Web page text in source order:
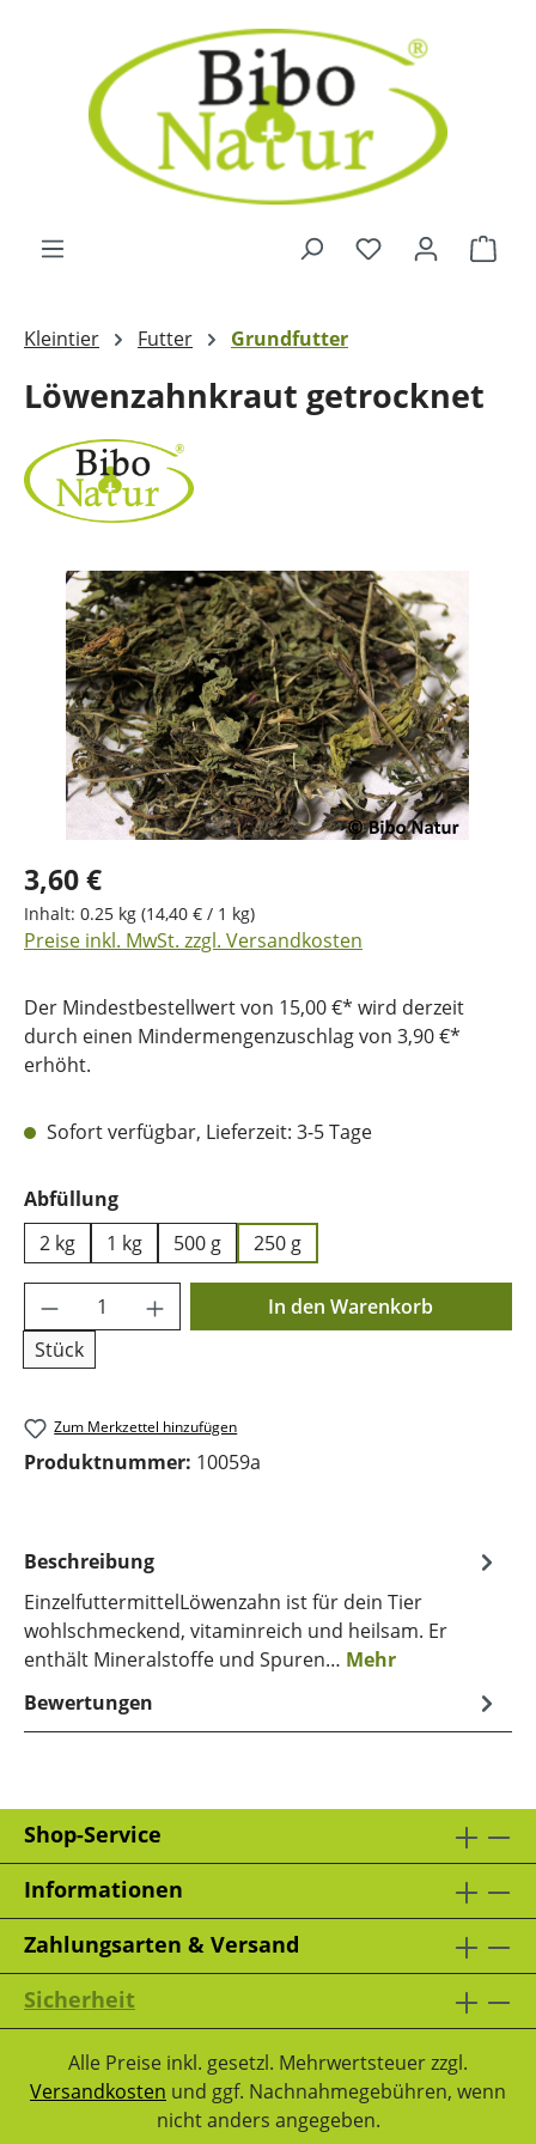
Zum Hauptinhalt springen
Kleintier Futter Grundfutter
Löwenzahnkraut getrocknet
Bildergalerie überspringen
3,60 €
Inhalt: 0.25 kg (14,40 € / 1 kg)
Preise inkl. MwSt. zzgl. Versandkosten
Der Mindestbestellwert von 15,00 €* wird derzeit
durch einen Mindermengenzuschlag von 3,90 €*
erhöht.
Sofort verfügbar, Lieferzeit: 3-5 Tage
Abfüllungauswählen
2 kg
1 kg 500 g 250 g
Produkt Anzahl: Gib den gewünschten
Stück
In den Warenkorb
Zum Merkzettel hinzufügen
Produktnummer: 10059a
Beschreibung
EinzelfuttermittelLöwenzahn ist für dein Tier
wohlschmeckend, vitaminreich und heilsam. Er
enthält Mineralstoffe und Spuren… Mehr
Bewertungen
Shop-Service
Informationen
Zahlungsarten & Versand
Sicherheit
Alle Preise inkl. gesetzl. Mehrwertsteuer zzgl.
Versandkosten und ggf. Nachnahmegebühren, wenn
nicht anders angegeben.